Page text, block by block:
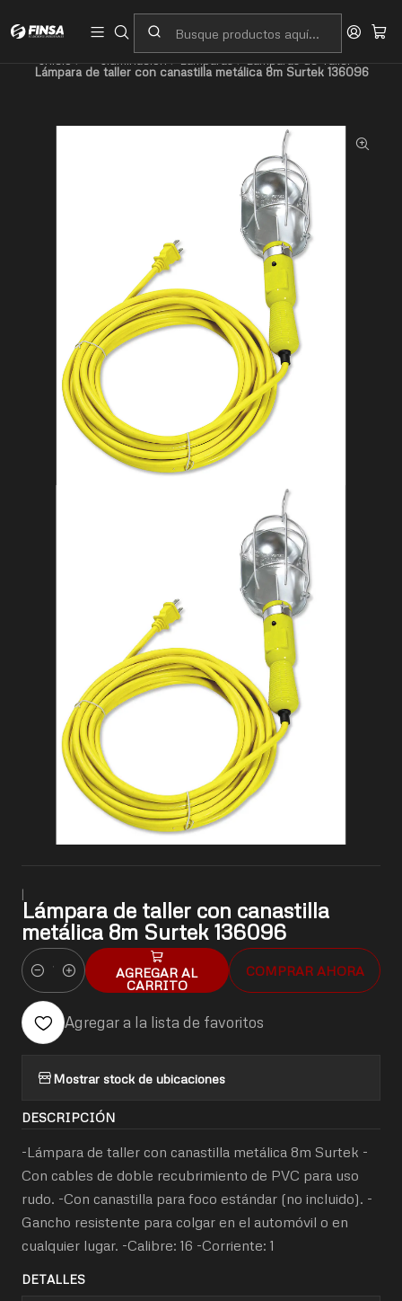
Lámpara de taller con canastilla metálica 8m Surtek 136096
|
Lámpara de taller con canastilla
metálica 8m Surtek 136096
Cantidad
AGREGAR AL
CARRITO
COMPRAR AHORA
Agregar a la lista de favoritos
Mostrar stock de ubicaciones
DESCRIPCIÓN
-Lámpara de taller con canastilla metálica 8m Surtek -
Con cables de doble recubrimiento de PVC para uso
rudo. -Con canastilla para foco estándar (no incluido). -
Gancho resistente para colgar en el automóvil o en
cualquier lugar. -Calibre: 16 -Corriente: 1
DETALLES